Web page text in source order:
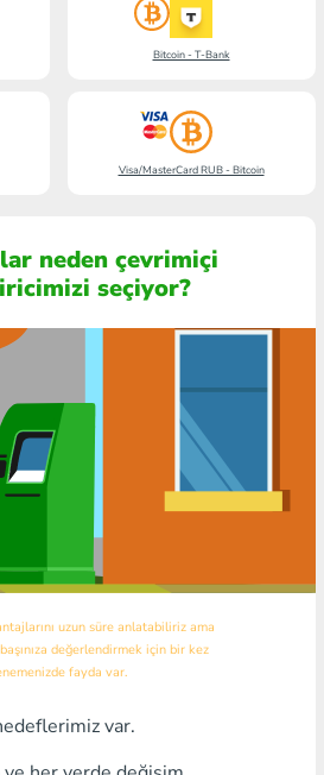
Bitcoin - T-Bank
Visa/MasterCard RUB - Bitcoin
neden çevrimiçi
seçiyor?
uzun süre anlatabiliriz ama
değerlendirmek için bir kez
fayda var.
var.